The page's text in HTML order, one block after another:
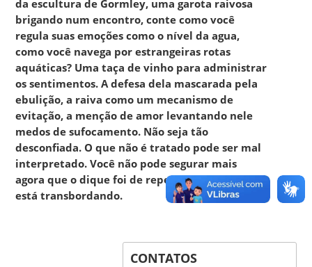
da escultura de Gormley, uma garota raivosa
brigando num encontro, conte como você
regula suas emoções como o nível da agua,
como você navega por estrangeiras rotas
aquáticas? Uma taça de vinho para administrar
os sentimentos. A defesa dela mascarada pela
ebulição, a raiva como um mecanismo de
evitação, a menção de amor levantando nele
medos de sufocamento. Não seja tão
desconfiada. O que não é tratado pode ser mal
interpretado. Você não pode segurar mais
agora que o dique foi de repente aberto. Veja –
está transbordando.
CONTATOS